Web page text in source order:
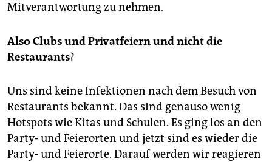
Mitverantwortung zu nehmen.
Also Clubs und Privatfeiern und nicht die
Restaurants?
Uns sind keine Infektionen nach dem Besuch von
Res­taurants bekannt. Das sind genauso wenig
Hotspots wie Kitas und Schulen. Es ging los an den
Party- und Feierorten und jetzt sind es wieder die
Party- und Feierorte. Darauf werden wir reagieren